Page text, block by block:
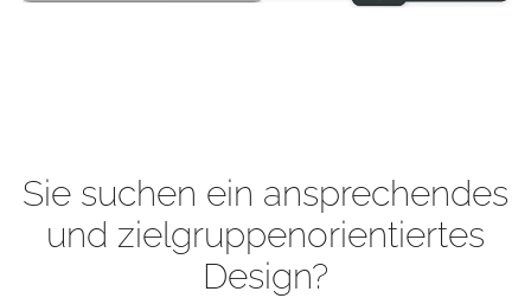
Sie suchen ein ansprechendes
und zielgruppenorientiertes
Design?